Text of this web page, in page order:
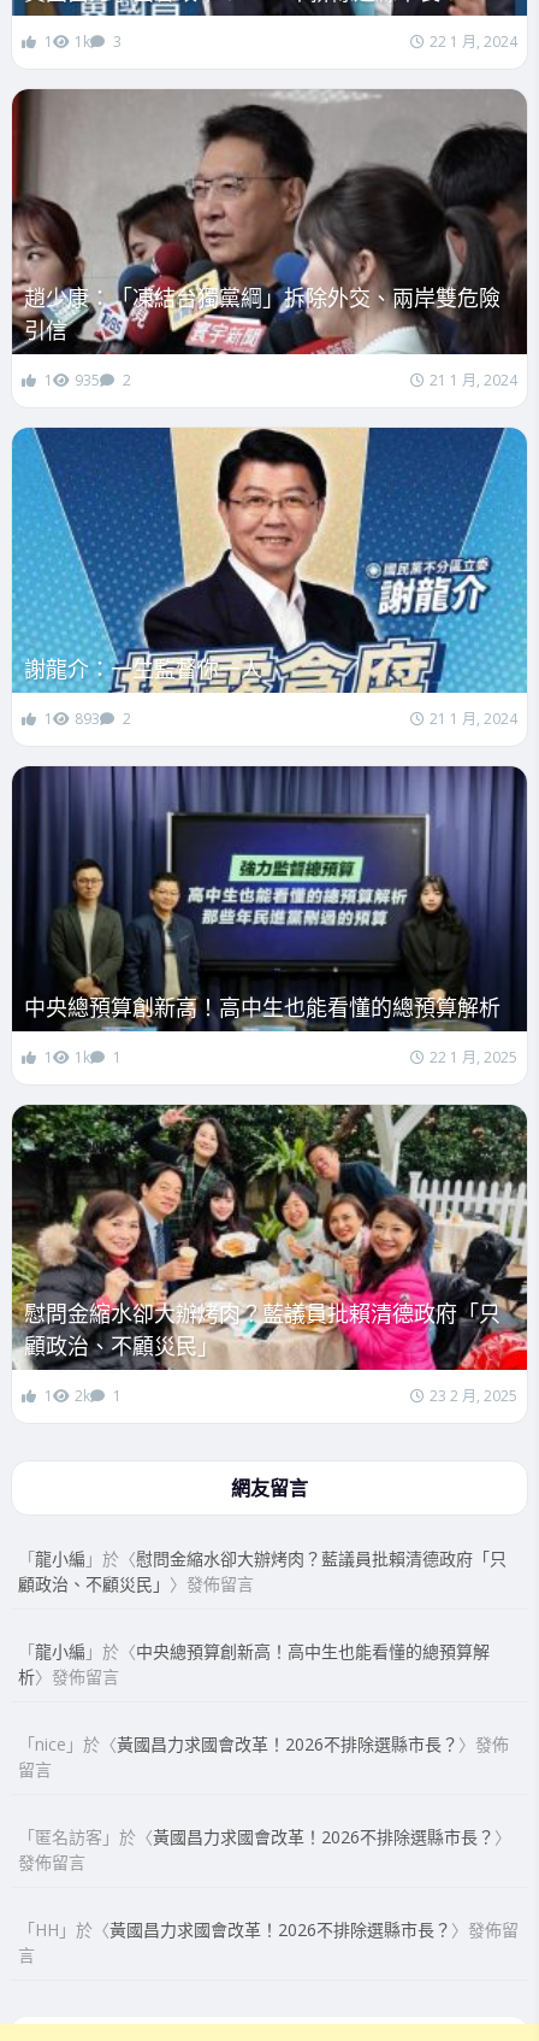
1 1k 3 22 1 月, 2024
趙少康：「凍結台獨黨綱」拆除外交、兩岸雙危險
引信
1 935 2 21 1 月, 2024
謝龍介：一生監督你一人
1 893 2 21 1 月, 2024
中央總預算創新高！高中生也能看懂的總預算解析
1 1k 1 22 1 月, 2025
慰問金縮水卻大辦烤肉？藍議員批賴清德政府「只
顧政治、不顧災民」
1 2k 1 23 2 月, 2025
網友留言
「龍小編 」於〈慰問金縮水卻大辦烤肉？藍議員批賴清德政府「只
顧政治、不顧災民」 〉發佈留言
「龍小編 」於〈中央總預算創新高！高中生也能看懂的總預算解
析〉發佈留言
「nice 」於〈黃國昌力求國會改革！2026不排除選縣市長？ 〉發佈
留言
「匿名訪客 」於〈黃國昌力求國會改革！2026不排除選縣市長？ 〉
發佈留言
「HH 」於〈黃國昌力求國會改革！2026不排除選縣市長？ 〉發佈留
言